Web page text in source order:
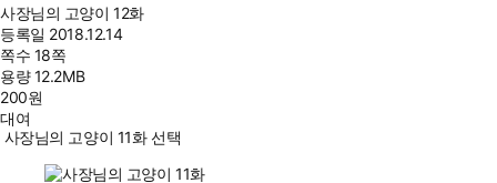
사장님의 고양이 12화
등록일 2018.12.14
쪽수 18쪽
용량12.2MB
200원
대여
사장님의 고양이 11화 선택